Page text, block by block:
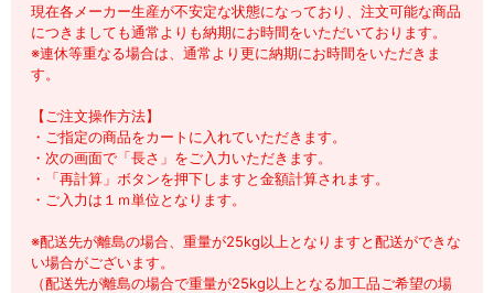
現在各メーカー生産が不安定な状態になっており、注文可能な商品
につきましても通常よりも納期にお時間をいただいております。
※連休等重なる場合は、通常より更に納期にお時間をいただきま
す。
【ご注文操作方法】
・ご指定の商品をカートに入れていただきます。
・次の画面で「長さ」をご入力いただきます。
・「再計算」ボタンを押下しますと金額計算されます。
・ご入力は１ｍ単位となります。
※配送先が離島の場合、重量が25kg以上となりますと配送ができな
い場合がございます。
（配送先が離島の場合で重量が25kg以上となる加工品ご希望の場